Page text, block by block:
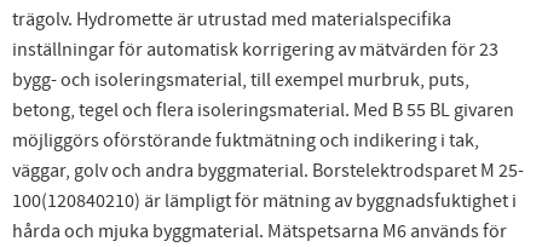
trägolv. Hydromette är utrustad med materialspecifika
inställningar för automatisk korrigering av mätvärden för 23
bygg- och isoleringsmaterial, till exempel murbruk, puts,
betong, tegel och flera isoleringsmaterial. Med B 55 BL givaren
möjliggörs oförstörande fuktmätning och indikering i tak,
väggar, golv och andra byggmaterial. Borstelektrodsparet M 25-
100(120840210) är lämpligt för mätning av byggnadsfuktighet i
hårda och mjuka byggmaterial. Mätspetsarna M6 används för